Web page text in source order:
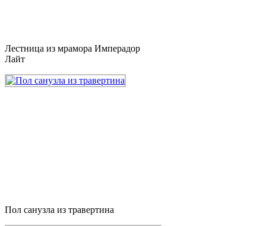
Лестница из мрамора Имперадор
Лайт
Пол санузла из травертина